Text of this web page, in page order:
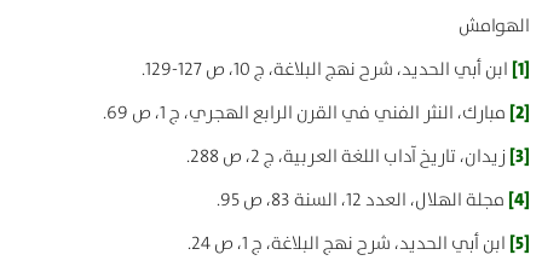
الهوامش
[1] ابن أبي الحديد، شرح نهج البلاغة، ج 10، ص 127-129.
[2] مبارك، النثر الفني في القرن الرابع الهجري، ج 1، ص 69.
[3] زيدان، تاريخ آداب اللغة العربية، ج 2، ص 288.
[4] مجلة الهلال، العدد 12، السنة 83، ص 95.
[5] ابن أبي الحديد، شرح نهج البلاغة، ج 1، ص 24.